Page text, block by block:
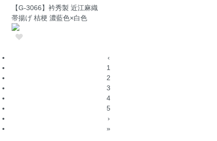
【G-3066】衿秀製 近江麻織
帯揚げ 桔梗 濃藍色×白色
‹
1
2
3
4
5
›
»